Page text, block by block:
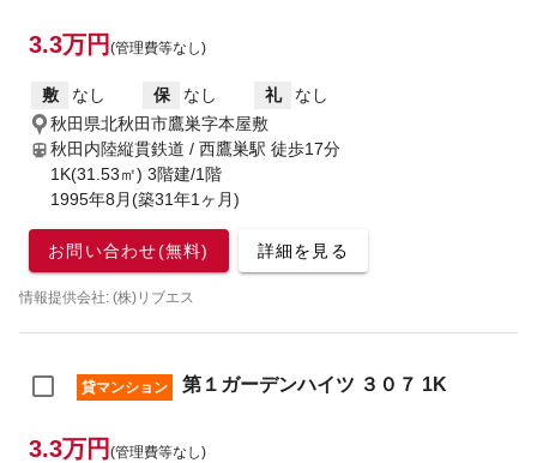
3.3万円 (管理費等なし)
敷 なし 保 なし 礼
なし
秋田県北秋田市鷹巣字本屋敷
秋田内陸縦貫鉄道 / 西鷹巣駅 徒歩17分
1K(31.53㎡) 3階建/1階
1995年8月(築31年1ヶ月)
お問い合わせ(無料) 詳細を見る
情報提供会社: (株)リブエス
貸マンション 第１ガーデンハイツ ３０７ 1K
3.3万円 (管理費等なし)